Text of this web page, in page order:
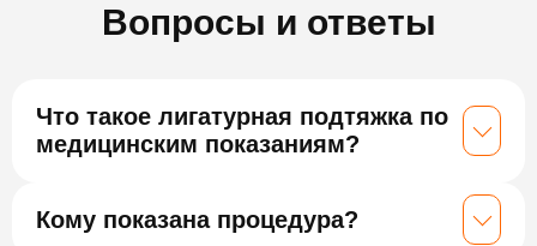
Вопросы и ответы
Что такое лигатурная подтяжка по
медицинским показаниям?
Кому показана процедура?